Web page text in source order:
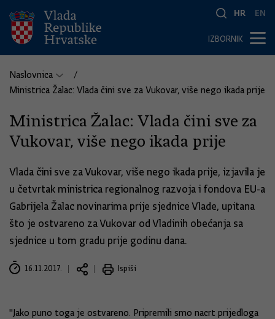
HR EN
IZBORNIK
Naslovnica
Ministrica Žalac: Vlada čini sve za Vukovar, više nego ikada prije
Ministrica Žalac: Vlada čini sve za
Vukovar, više nego ikada prije
Vlada čini sve za Vukovar, više nego ikada prije, izjavila je
u četvrtak ministrica regionalnog razvoja i fondova EU-a
Gabrijela Žalac novinarima prije sjednice Vlade, upitana
što je ostvareno za Vukovar od Vladinih obećanja sa
sjednice u tom gradu prije godinu dana.
16.11.2017. Ispiši
"Jako puno toga je ostvareno. Pripremili smo nacrt prijedloga